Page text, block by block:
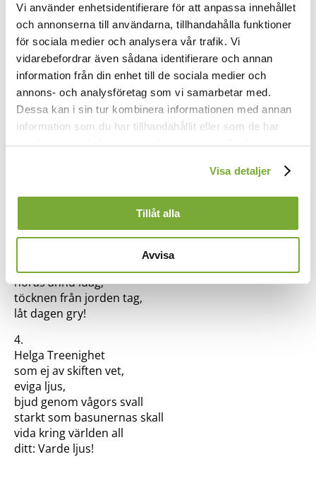
Vi använder enhetsidentifierare för att anpassa innehållet
och annonserna till användarna, tillhandahålla funktioner
för sociala medier och analysera vår trafik. Vi
vidarebefordrar även sådana identifierare och annan
information från din enhet till de sociala medier och
annons- och analysföretag som vi samarbetar med.
Dessa kan i sin tur kombinera informationen med annan
information som du har tillhandahållit eller som de har
samlat in när du har använt deras tjänster. Du kan
-länken i nedre delen
av sidan.
Visa detaljer
Tillåt alla
Avvisa
öde är månget rum:
Sänd evangelium,
låt dagen gry!
2.
Du vid vars kärleksglöd
framgick ur natt och död
skapelse ny,
du som gav blinda ljus,
löste ur fångahus,
åter en pingstvind giv,
höras ännu idag,
töcknen från jorden tag,
låt dagen gry!
4.
Helga Treenighet
som ej av skiften vet,
eviga ljus,
bjud genom vågors svall
starkt som basunernas skall
vida kring världen all
ditt: Varde ljus!